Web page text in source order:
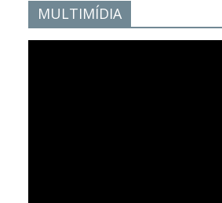
MULTIMÍDIA